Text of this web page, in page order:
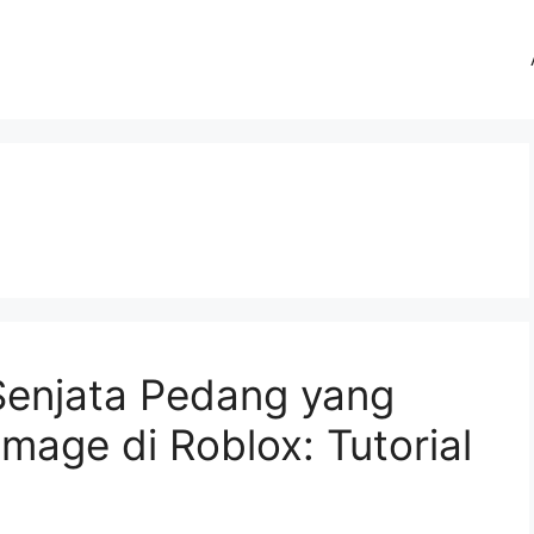
Pedang yang
di Roblox: Tutorial